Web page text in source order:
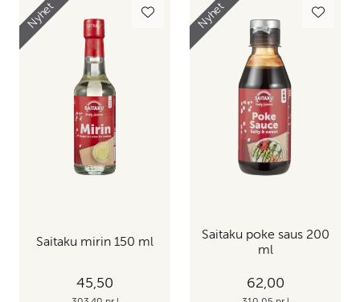
Nyhet
Saitaku mirin 150 ml
45,50
Nyhet
Saitaku poke saus 200
ml
62,00